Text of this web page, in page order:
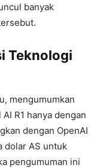
banyak
Teknologi
mengumumkan
R1 hanya dengan
dengan OpenAI
dolar AS untuk
pengumuman ini